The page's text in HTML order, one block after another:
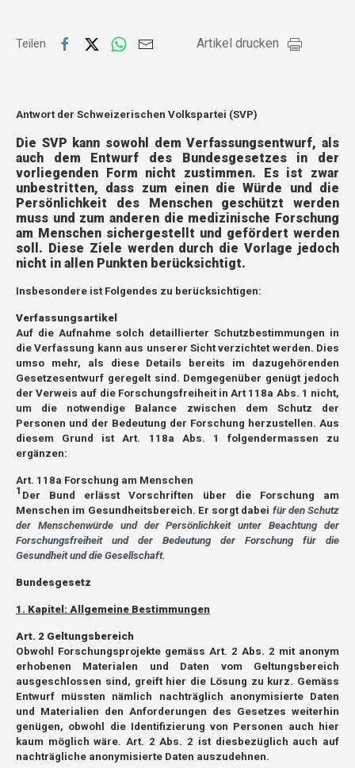
Teilen Artikel drucken
Antwort der Schweizerischen Volkspartei (SVP)
Die SVP kann sowohl dem Verfassungsentwurf, als
auch dem Entwurf des Bundesgesetzes in der
vorliegenden Form nicht zustimmen. Es ist zwar
unbestritten, dass zum einen die Würde und die
Persönlichkeit des Menschen geschützt werden
muss und zum anderen die medizinische Forschung
am Menschen sichergestellt und gefördert werden
soll. Diese Ziele werden durch die Vorlage jedoch
nicht in allen Punkten berücksichtigt.
Insbesondere ist Folgendes zu berücksichtigen:
Verfassungsartikel
Auf die Aufnahme solch detaillierter Schutzbestimmungen in
die Verfassung kann aus unserer Sicht verzichtet werden. Dies
umso mehr, als diese Details bereits im dazugehörenden
Gesetzesentwurf geregelt sind. Demgegenüber genügt jedoch
der Verweis auf die Forschungsfreiheit in Art 118a Abs. 1 nicht,
um die notwendige Balance zwischen dem Schutz der
Personen und der Bedeutung der Forschung herzustellen. Aus
diesem Grund ist Art. 118a Abs. 1 folgendermassen zu
ergänzen:
Art. 118a Forschung am Menschen
1 Der Bund erlässt Vorschriften über die Forschung am
Menschen im Gesundheitsbereich. Er sorgt dabei für den Schutz
der Menschenwürde und der Persönlichkeit unter Beachtung der
Forschungsfreiheit und der Bedeutung der Forschung für die
Gesundheit und die Gesellschaft.
Bundesgesetz
1. Kapitel: Allgemeine Bestimmungen
Art. 2 Geltungsbereich
Obwohl Forschungsprojekte gemäss Art. 2 Abs. 2 mit anonym
erhobenen Materialen und Daten vom Geltungsbereich
ausgeschlossen sind, greift hier die Lösung zu kurz. Gemäss
Entwurf müssten nämlich nachträglich anonymisierte Daten
und Materialien den Anforderungen des Gesetzes weiterhin
genügen, obwohl die Identifizierung von Personen auch hier
kaum möglich wäre. Art. 2 Abs. 2 ist diesbezüglich auch auf
nachträgliche anonymisierte Daten auszudehnen.